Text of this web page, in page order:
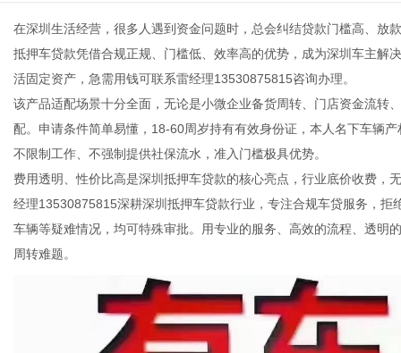
在深圳生活经营，很多人遇到资金问题时，总会纠结贷款门槛高、放
抵押车贷款凭借合规正规、门槛低、效率高的优势，成为深圳车主解
活固定资产，急需用钱可联系雷经理13530875815咨询办理。
该产品适配场景十分全面，无论是小微企业备货周转、门店资金流转
配。申请条件简单易懂，18-60周岁持有有效身份证，本人名下车辆
不限制工作、不强制提供社保流水，准入门槛极具优势。
费用透明、性价比高是深圳抵押车贷款的核心亮点，行业底价收费，
经理13530875815深耕深圳抵押车贷款行业，专注合规车贷服务，
车辆等疑难情况，均可特殊审批。用专业的服务、高效的流程、透明
周转难题。